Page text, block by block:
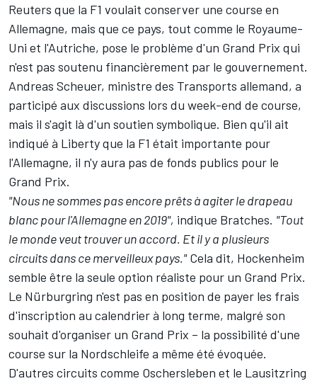
Reuters que la F1 voulait conserver une course en
Allemagne, mais que ce pays, tout comme le Royaume-
Uni et l'Autriche, pose le problème d'un Grand Prix qui
n'est pas soutenu financièrement par le gouvernement.
Andreas Scheuer, ministre des Transports allemand, a
participé aux discussions lors du week-end de course,
mais il s'agit là d'un soutien symbolique. Bien qu'il ait
indiqué à Liberty que la F1 était importante pour
l'Allemagne, il n'y aura pas de fonds publics pour le
Grand Prix.
"Nous ne sommes pas encore prêts à agiter le drapeau
blanc pour l'Allemagne en 2019", indique Bratches. "Tout
le monde veut trouver un accord. Et il y a plusieurs
circuits dans ce merveilleux pays."Cela dit, Hockenheim
semble être la seule option réaliste pour un Grand Prix.
Le Nürburgring n'est pas en position de payer les frais
d'inscription au calendrier à long terme, malgré son
souhait d'organiser un Grand Prix – la possibilité d'une
course sur la Nordschleife a même été évoquée.
D'autres circuits comme Oschersleben et le Lausitzring